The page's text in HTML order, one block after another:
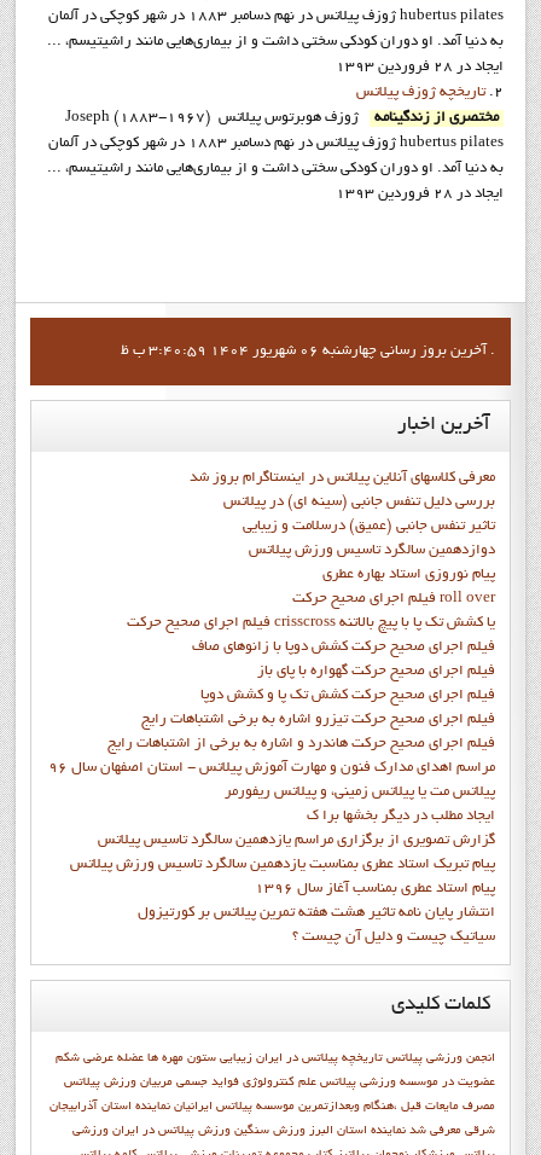
hubertus pilates ژوزف پيلاتس در نهم دسامبر ۱۸۸۳ در شهر کوچکی در آلمان
به دنیا آمد. او دوران كودكي سختی داشت و از بيماري‌هايي مانند راشيتيسم، ...
ایجاد در 28 فروردين 1393
2.
تاريخچه ژوزف پيلاتس
مختصري از زندگينامه
ژوزف هوبرتوس پيلاتس (1967-188۳) Joseph
hubertus pilates ژوزف پيلاتس در نهم دسامبر ۱۸۸۳ در شهر کوچکی در آلمان
به دنیا آمد. او دوران كودكي سختی داشت و از بيماري‌هايي مانند راشيتيسم، ...
ایجاد در 28 فروردين 1393
آخرين بروز رساني چهارشنبه 06 شهریور 1404 3:40:59 ب ظ .
آخرین اخبار
معرفی کلاسهای آنلاین پیلاتس در اینستاگرام بروز شد
بررسی دلیل تنفس جانبی (سینه ای) در پیلاتس
تاثیر تنفس جانبی (عمیق) درسلامت و زیبایی
دوازدهمين سالگرد تاسيس ورزش پيلاتس
پيام نوروزي استاد بهاره عطري
فيلم اجراي صحيح حرکت roll over
فيلم اجراي صحيح حركت crisscross يا كشش تك پا با پيچ بالاتنه
فيلم اجراي صحيح حرکت كشش دوپا با زانوهاي صاف
فيلم اجراي صحيح حرکت گهواره با پاي باز
فيلم اجراي صحيح حرکت کشش تک پا و کشش دوپا
فيلم اجراي صحيح حرکت تيزرو اشاره به برخي اشتباهات رايج
فيلم اجراي صحيح حرکت هاندرد و اشاره به برخي از اشتباهات رايج
مراسم اهدای مدارک فنون و مهارت آموزش پیلاتس - استان اصفهان سال 96
پیلاتس مت یا پیلاتس زمینی، و پیلاتس ریفورمر
ايجاد مطلب در ديگر بخشها برا ک
گزارش تصويري از برگزاري مراسم يازدهمين سالگرد تاسيس پيلاتس
پيام تبريک استاد عطري بمناسبت يازدهمين سالگرد تاسيس ورزش پيلاتس
پيام استاد عطري بمناسب آغاز سال 1396
انتشار پايان نامه تاثیر هشت هفته تمرین پیلاتس بر کورتیزول
سیاتیک چیست و دلیل آن چیست ؟
کلماتکلیدی
انجمن ورزشي پيلاتس تاریخچه پیلاتس در ایران زیبایی ستون مهره ها عضله عرضی شکم
عضويت در موسسه ورزشي پيلاتس علم کنترولوژي فواید جسمی مربیان ورزش پیلاتس
مصرف مایعات قبل ،هنگام وبعدازتمرین موسسه پیلاتس ایرانیان نماينده استان آذرابيجان
شرقي معرفي شد نماينده استان البرز ورزش سنگین ورزش پیلاتس در ایران ورزشي